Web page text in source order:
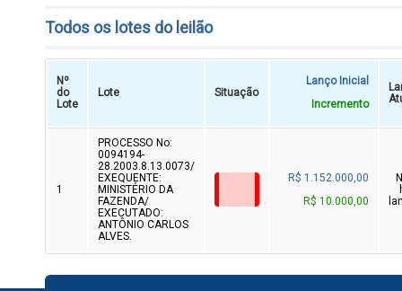
Todos os lotes do leilão
Nº
do
Lote
Lote Situação
Lanço Inicial
Incremento
1
PROCESSO No:
0094194-
28.2003.8.13.0073/
EXEQUENTE:
MINISTÉRIO DA
FAZENDA/
EXECUTADO:
ANTÔNIO CARLOS
ALVES.
R$ 1.152.000,00
R$ 10.000,00